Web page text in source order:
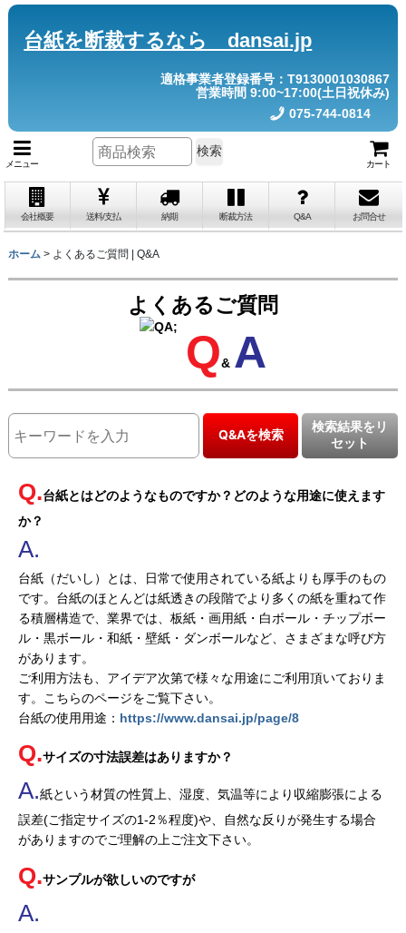
台紙を断裁するなら dansai.jp
適格事業者登録番号：T9130001030867
営業時間 9:00~17:00(土日祝休み)
075-744-0814
メニュー カート
検索
会社概要 送料/支払 納期 断裁方法 Q&A お問合せ
ホーム > よくあるご質問 | Q&A
よくあるご質問
Q& A
Q&Aを検索
検索結果をリ
セット
台紙とはどのようなものですか？どのような用途に使えます
か？
台紙（だいし）とは、日常で使用されている紙よりも厚手のもの
です。台紙のほとんどは紙透きの段階でより多くの紙を重ねて作
る積層構造で、業界では、板紙・画用紙・白ボール・チップボー
ル・黒ボール・和紙・壁紙・ダンボールなど、さまざまな呼び方
があります。
ご利用方法も、アイデア次第で様々な用途にご利用頂いておりま
す。こちらのページをご覧下さい。
台紙の使用用途： https://www.dansai.jp/page/8
サイズの寸法誤差はありますか？
紙という材質の性質上、湿度、気温等により収縮膨張による
誤差(ご指定サイズの1-2％程度)や、自然な反りが発生する場合
がありますのでご理解の上ご注文下さい。
サンプルが欲しいのですが